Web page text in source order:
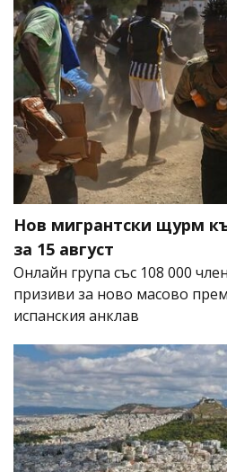
Нов мигрантски щурм
за 15 август
Онлайн група със 108 000
призиви за ново масово
испанския анклав